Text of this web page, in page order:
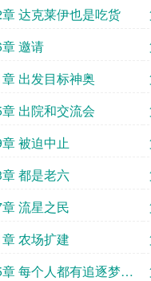
达克莱伊也是吃货
邀请
出发目标神奥
出院和交流会
被迫中止
都是老六
流星之民
农场扩建
每个人都有追逐梦想